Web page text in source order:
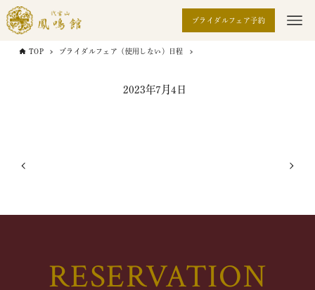
ブライダルフェア予約
TOP ブライダルフェア（使用しない）日程
2023年7月4日
RESERVATION